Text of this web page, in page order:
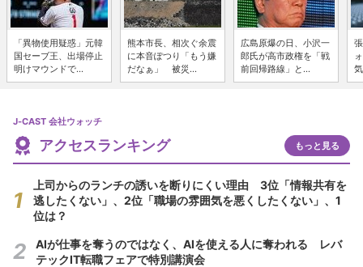
「異物使用疑惑」元韓
国セーブ王、出場停止
明けマウンドで...
熊本市長、相次ぐ余震
に本音ぽつり「もう嫌
だなぁ」 被災...
広島原爆の日、小沢一
郎氏が高市政権を「戦
前回帰路線」と...
J-CAST 会社ウォッチ
アクセスランキング もっと見る
上司からのランチの誘いを断りにくい理由 3位「情報共有を
逃したくない」、2位「職場の雰囲気を悪くしたくない」、1
位は？
AIが仕事を奪うのではなく、AIを使える人に奪われる レバ
テックIT転職フェアで特別講演会